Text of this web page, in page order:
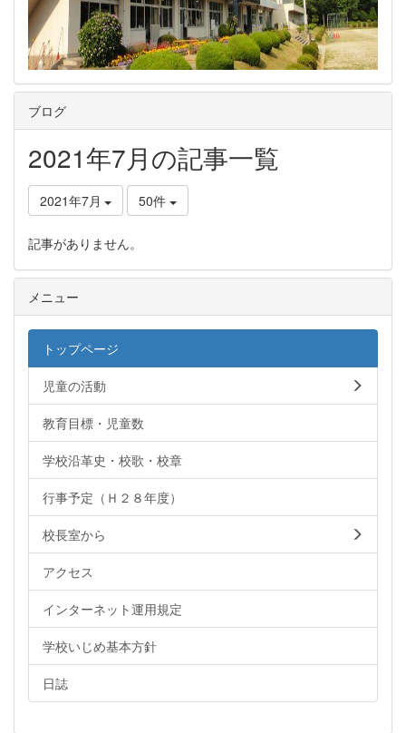
ブログ
2021年7月の記事一覧
2021年7月 50件
記事がありません。
メニュー
トップページ
児童の活動
教育目標・児童数
学校沿革史・校歌・校章
行事予定（Ｈ２８年度）
校長室から
アクセス
インターネット運用規定
学校いじめ基本方針
日誌